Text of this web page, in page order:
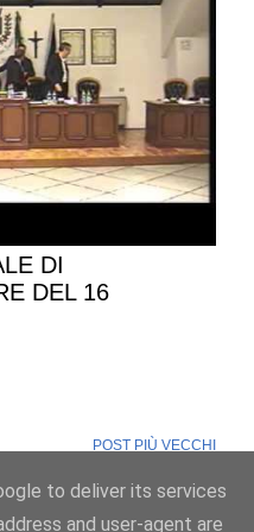
DI
DEL 16
POST PIÙ VECCHI
to deliver its services
and user-agent are